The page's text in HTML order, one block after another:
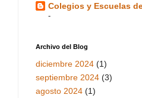
Colegios y Escuelas
-
Archivo del Blog
diciembre 2024 (1)
septiembre 2024 (3)
agosto 2024 (1)